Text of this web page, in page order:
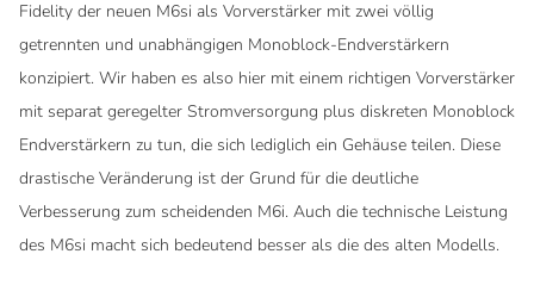
Fidelity der neuen M6si als Vorverstärker mit zwei völlig
getrennten und unabhängigen Monoblock-Endverstärkern
konzipiert. Wir haben es also hier mit einem richtigen Vorverstärker
mit separat geregelter Stromversorgung plus diskreten Monoblock
Endverstärkern zu tun, die sich lediglich ein Gehäuse teilen. Diese
drastische Veränderung ist der Grund für die deutliche
Verbesserung zum scheidenden M6i. Auch die technische Leistung
des M6si macht sich bedeutend besser als die des alten Modells.